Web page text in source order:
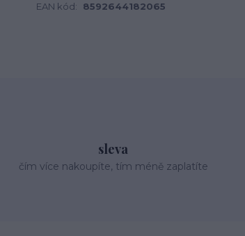
EAN kód: 8592644182065
sleva
čím více nakoupíte, tím méně zaplatíte